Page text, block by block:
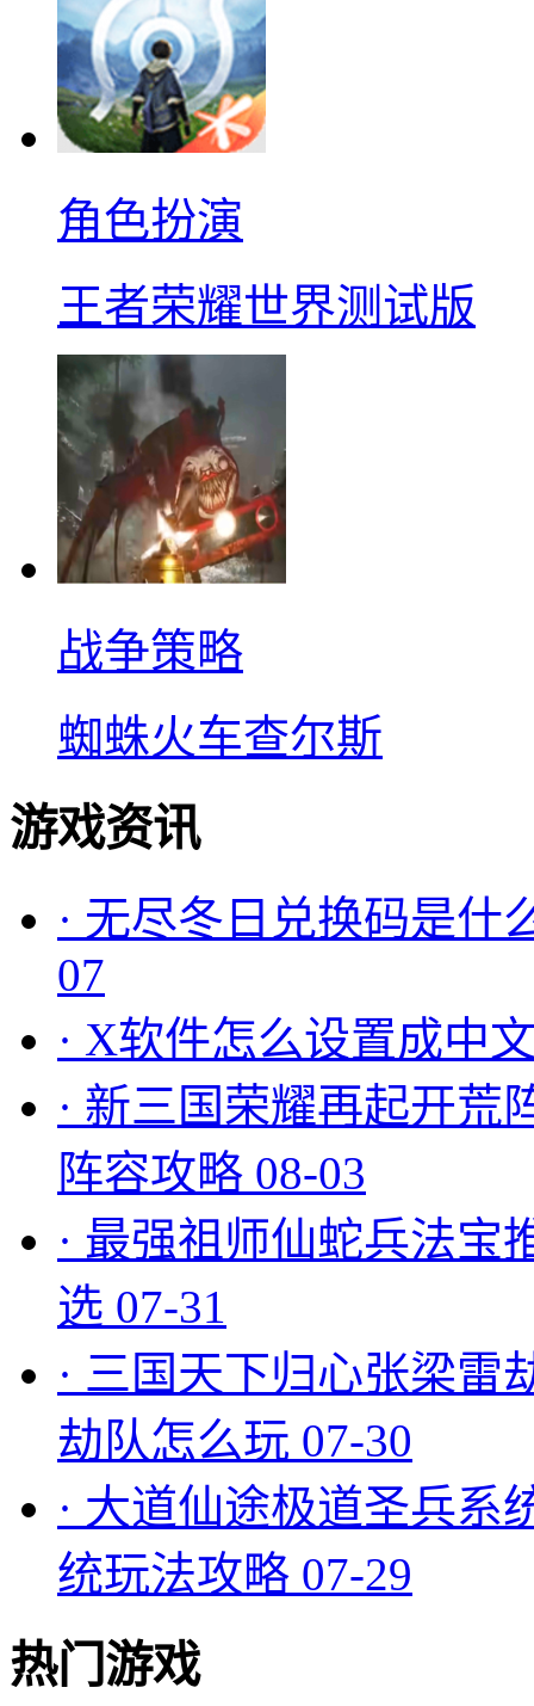
角色扮演
王者荣耀世界测试版
战争策略
蜘蛛火车查尔斯
游戏资讯
· 无尽冬日兑换码是什
07
· X软件怎么设置成中
· 新三国荣耀再起开荒
阵容攻略 08-03
· 最强祖师仙蛇兵法宝
选 07-31
· 三国天下归心张梁雷
劫队怎么玩 07-30
· 大道仙途极道圣兵系
统玩法攻略 07-29
热门游戏